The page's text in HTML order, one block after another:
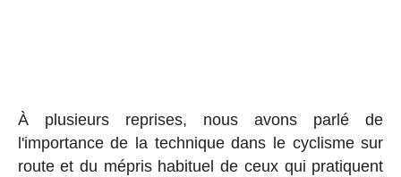
À plusieurs reprises, nous avons parlé de
l'importance de la technique dans le cyclisme sur
route et du mépris habituel de ceux qui pratiquent